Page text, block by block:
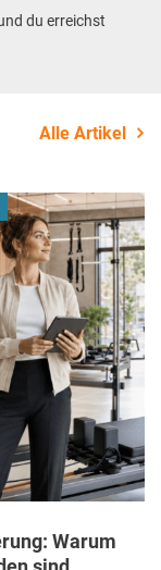
du erreichst
Alle Artikel
Warum